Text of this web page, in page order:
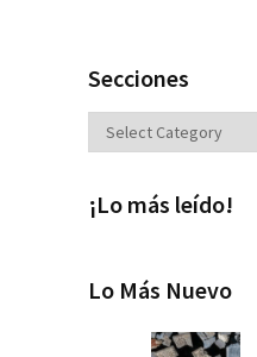
Secciones
Secciones
¡Lo más leído!
Lo Más Nuevo